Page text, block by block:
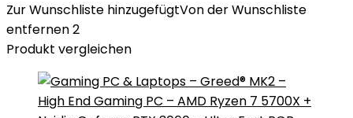
Zur Wunschliste hinzugefügtVon der Wunschliste
entfernen2
Produkt vergleichen